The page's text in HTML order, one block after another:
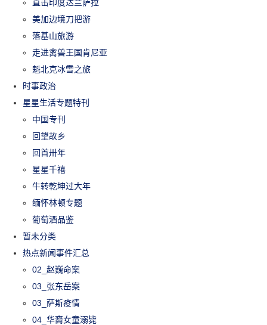
直击印度达兰萨拉
美加边境刀把游
落基山旅游
走进禽兽王国肯尼亚
魁北克冰雪之旅
时事政治
星星生活专题特刊
中国专刊
回望故乡
回首卅年
星星千禧
牛转乾坤过大年
缅怀林顿专题
葡萄酒品鉴
暂未分类
热点新闻事件汇总
02_赵巍命案
03_张东岳案
03_萨斯疫情
04_华裔女童溺毙